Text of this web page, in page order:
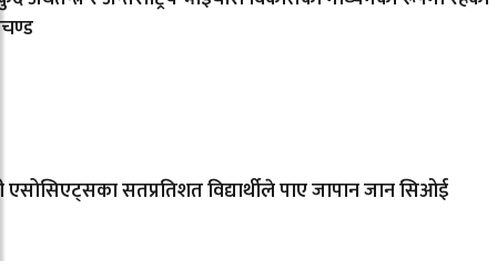
एसोसिएट्सका सतप्रतिशत विद्यार्थीले पाए जापान जान सिओई